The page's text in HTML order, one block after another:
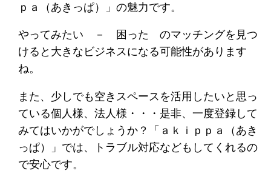
ｐａ（あきっぱ）」の魅力です。
やってみたい － 困った のマッチングを見つ
けると大きなビジネスになる可能性があります
ね。
また、少しでも空きスペースを活用したいと思っ
ている個人様、法人様・・・是非、一度登録して
みてはいかがでしょうか？「ａｋｉｐｐａ（あき
っぱ）」では、トラブル対応などもしてくれるの
で安心です。